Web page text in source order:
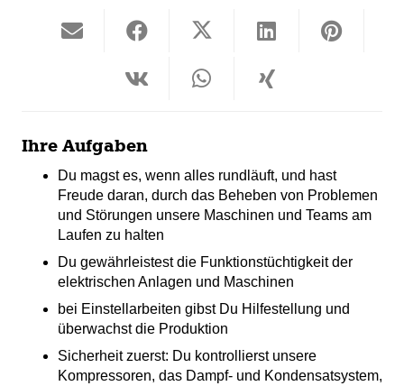
Ihre Aufgaben
Du magst es, wenn alles rundläuft, und hast
Freude daran, durch das Beheben von Problemen
und Störungen unsere Maschinen und Teams am
Laufen zu halten
Du gewährleistest die Funktionstüchtigkeit der
elektrischen Anlagen und Maschinen
bei Einstellarbeiten gibst Du Hilfestellung und
überwachst die Produktion
Sicherheit zuerst: Du kontrollierst unsere
Kompressoren, das Dampf- und Kondensatsystem,